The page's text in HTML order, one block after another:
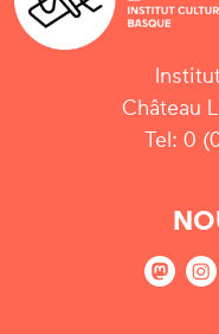
Château
Tel: 0